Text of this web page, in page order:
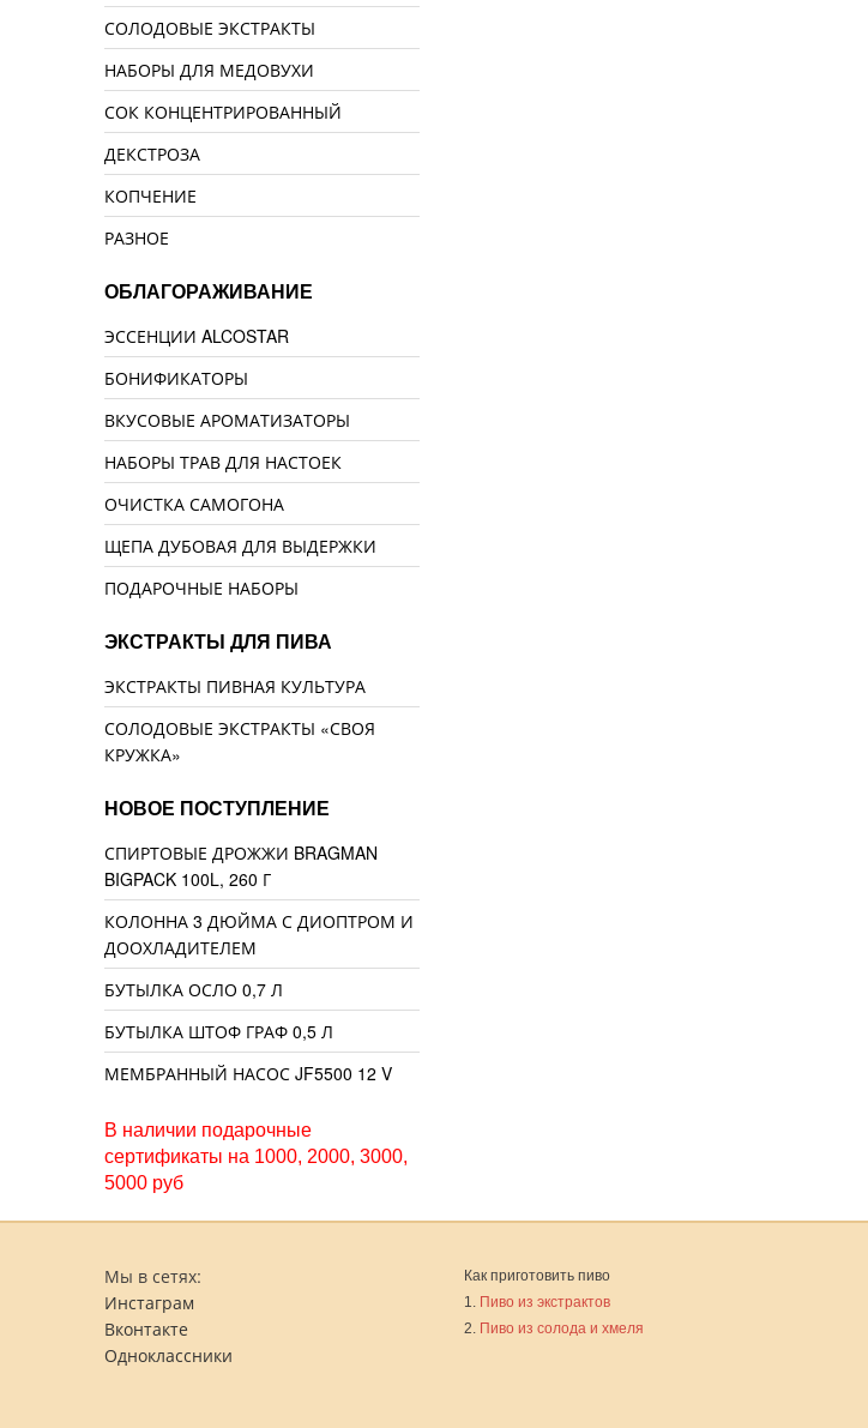
СОЛОДОВЫЕ ЭКСТРАКТЫ
НАБОРЫ ДЛЯ МЕДОВУХИ
СОК КОНЦЕНТРИРОВАННЫЙ
ДЕКСТРОЗА
КОПЧЕНИЕ
РАЗНОЕ
ОБЛАГОРАЖИВАНИЕ
ЭССЕНЦИИ ALCOSTAR
БОНИФИКАТОРЫ
ВКУСОВЫЕ АРОМАТИЗАТОРЫ
НАБОРЫ ТРАВ ДЛЯ НАСТОЕК
ОЧИСТКА САМОГОНА
ЩЕПА ДУБОВАЯ ДЛЯ ВЫДЕРЖКИ
ПОДАРОЧНЫЕ НАБОРЫ
ЭКСТРАКТЫ ДЛЯ ПИВА
ЭКСТРАКТЫ ПИВНАЯ КУЛЬТУРА
СОЛОДОВЫЕ ЭКСТРАКТЫ «СВОЯ
КРУЖКА»
НОВОЕ ПОСТУПЛЕНИЕ
СПИРТОВЫЕ ДРОЖЖИ BRAGMAN
BIGPACK 100L, 260 Г
КОЛОННА 3 ДЮЙМА С ДИОПТРОМ И
ДООХЛАДИТЕЛЕМ
БУТЫЛКА ОСЛО 0,7 Л
БУТЫЛКА ШТОФ ГРАФ 0,5 Л
МЕМБРАННЫЙ НАСОС JF5500 12 V
В наличии подарочные
сертификаты на 1000, 2000, 3000,
5000 руб
Мы в сетях:
Инстаграм
Вконтакте
Одноклассники
Как приготовить пиво
1. Пиво из экстрактов
2. Пиво из солода и хмеля